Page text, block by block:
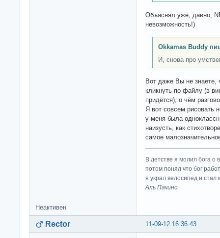
Объяснял уже, давно,
невозможность!)
Okkamas Buddy
И, снова про
Вот даже Вы не знаете,
кликнуть по файлу (в
придётся), о чём
Я вот совсем рисовать
у меня была
наизусть, как
самое
В детстве я молил бога о
потом понял что бог
я украл велосипед и стал
Аль Пачино
Неактивен
11-09-12 16:36:43
Rector